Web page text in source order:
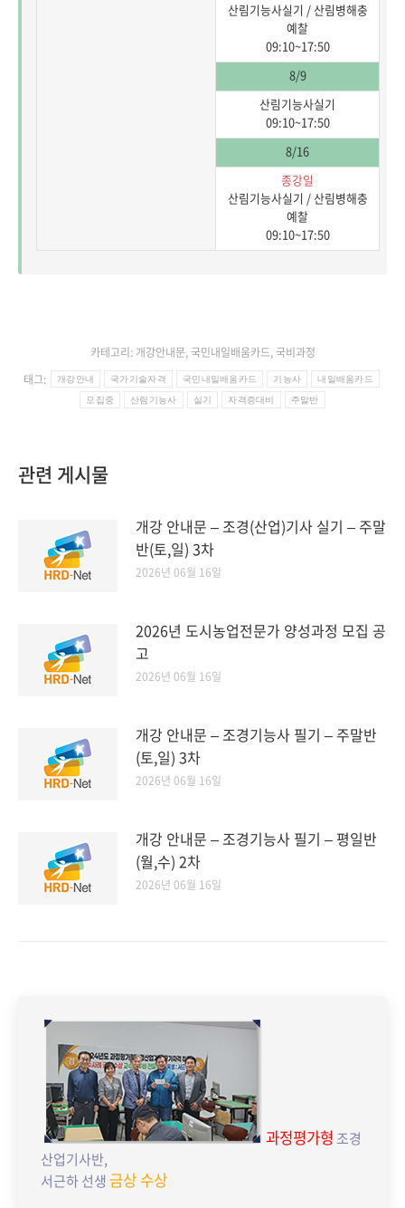
산림기능사실기 / 산림병해충
예찰
09:10~17:50
8/9
산림기능사실기
09:10~17:50
8/16
종강일
산림기능사실기 / 산림병해충
예찰
09:10~17:50
카테고리: 개강안내문,국민내일배움카드,국비과정
태그:
개강안내 국가기술자격 국민내일배움카드 기능사 내일배움카드
모집중 산림기능사 실기 자격증대비 주말반
관련 게시물
개강 안내문 – 조경(산업)기사 실기 – 주말
반(토,일) 3차
2026년 06월 16일
2026년 도시농업전문가 양성과정 모집 공
고
2026년 06월 16일
개강 안내문 – 조경기능사 필기 – 주말반
(토,일) 3차
2026년 06월 16일
개강 안내문 – 조경기능사 필기 – 평일반
(월,수) 2차
2026년 06월 16일
과정평가형조경
산업기사반,
서근하 선생 금상 수상